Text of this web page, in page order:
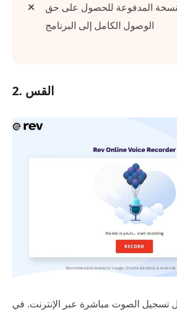
المدفوعة للحصول على حق
الوصول الكامل إلى البرنامج
2. القس
تسجيل الصوت مباشرة عبر الإنترنت. في